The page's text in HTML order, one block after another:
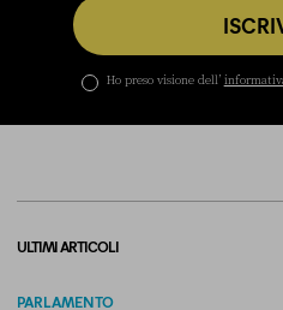
Ho preso visione dell’
ULTIMI ARTICOLI
PARLAMENTO